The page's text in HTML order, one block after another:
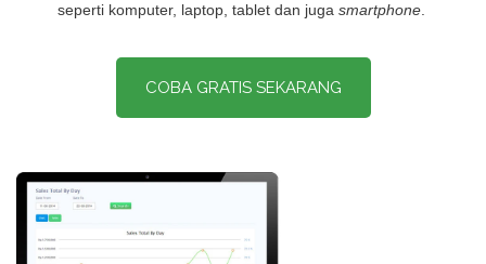
seperti komputer, laptop, tablet dan juga smartphone.
COBA GRATIS SEKARANG